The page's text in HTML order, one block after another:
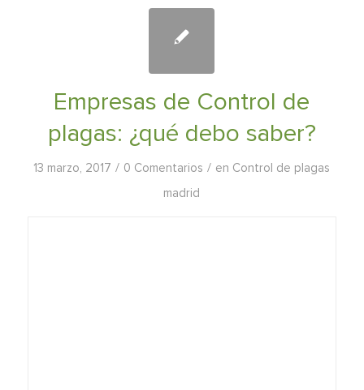
Empresas de Control de
plagas: ¿qué debo saber?
13 marzo, 2017 / 0 Comentarios / en Control de plagas
madrid